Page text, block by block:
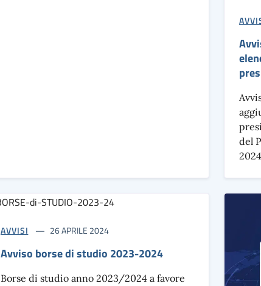
del
AVVISI 26 APRILE 2024
Avviso borse di studio 2023-2024
Borse di studio anno 2023/2024 a favore